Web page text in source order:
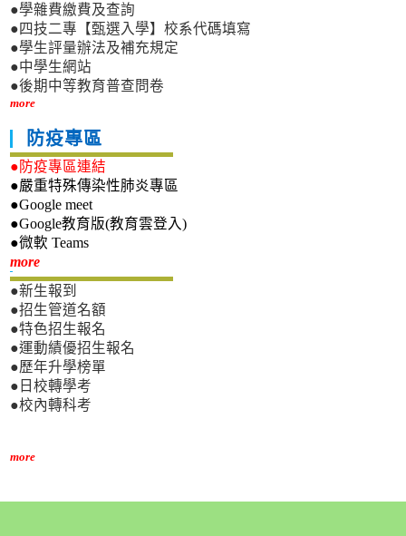
●學雜費繳費及查詢
●四技二專【甄選入學】校系代碼填寫
●學生評量辦法及補充規定
●中學生網站
●後期中等教育普查問卷
more
防疫專區
●防疫專區連結
●嚴重特殊傳染性肺炎專區
●Google meet
●Google教育版(教育雲登入)
●微軟 Teams
more新生專區
●新生報到
●招生管道名額
●特色招生報名
●運動績優招生報名
●歷年升學榜單
●日校轉學考
●校內轉科考
more